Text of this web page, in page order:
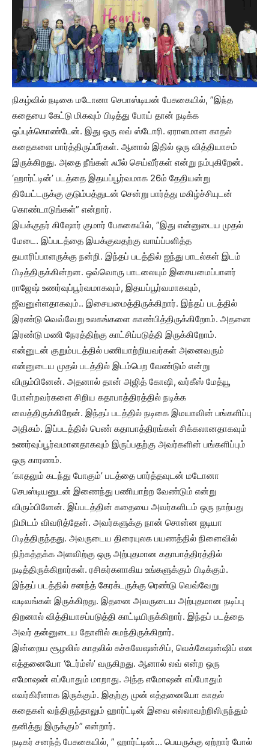
நிகழ்வில் நடிகை மடோனா செபாஸ்டியன் பேசுகையில், ”இந்த
கதையை கேட்டு மிகவும் பிடித்து போய் தான் நடிக்க
ஒப்புக்கொண்டேன். இது ஒரு லவ் ஸ்டோரி. ஏராளமான காதல்
கதைகளை பார்த்திருப்பீர்கள். ஆனால் இதில் ஒரு வித்தியாசம்
இருக்கிறது. அதை நீங்கள் ஃபீல் செய்வீர்கள் என்று நம்புகிறேன்.
‘ஹார்ட்டின்’ படத்தை இதயப்பூர்வமாக 26ம் தேதியன்று
தியேட்டருக்கு குடும்பத்துடன் சென்று பார்த்து மகிழ்ச்சியுடன்
கொண்டாடுங்கள்” என்றார்.
இயக்குநர் கிஷோர் குமார் பேசுகையில், ”இது என்னுடைய முதல்
மேடை. இப்படத்தை இயக்குவதற்கு வாய்ப்பளித்த
தயாரிப்பாளருக்கு நன்றி. இந்தப் படத்தில் ஐந்து பாடல்கள் இடம்
பிடித்திருக்கின்றன. ஒவ்வொரு பாடலையும் இசையமைப்பாளர்
ராஜேஷ் உணர்வுப்பூர்வமாகவும், இதயப்பூர்வமாகவும்,
ஜீவனுள்ளதாகவும்.. இசையமைத்திருக்கிறார். இந்தப் படத்தில்
இரண்டு வெவ்வேறு உலகங்களை காண்பித்திருக்கிறோம். அதனை
இரண்டு மணி நேரத்திற்கு காட்சிப்படுத்தி இருக்கிறோம்.
என்னுடன் குறும்படத்தில் பணியாற்றியவர்கள் அனைவரும்
என்னுடைய முதல் படத்தில் இடம்பெற வேண்டும் என்று
விரும்பினேன். அதனால் தான் அஜித் கோஷி, வர்கீஸ் மேத்யூ
போன்றவர்களை சிறிய கதாபாத்திரத்தில் நடிக்க
வைத்திருக்கிறேன். இந்தப் படத்தில் நடிகை இமயாவின் பங்களிப்பு
அதிகம். இப்படத்தில் பெண் கதாபாத்திரங்கள் சிக்கலானதாகவும்
உணர்வுப்பூர்வமானதாகவும் இருப்பதற்கு அவர்களின் பங்களிப்பும்
ஒரு காரணம்.
‘காதலும் கடந்து போகும்’ படத்தை பார்த்தவுடன் மடோனா
செபஸ்டியனுடன் இணைந்து பணியாற்ற வேண்டும் என்று
விரும்பினேன். இப்படத்தின் கதையை அவர்களிடம் ஒரு நாற்பது
நிமிடம் விவரித்தேன். அவர்களுக்கு நான் சொன்ன ஐடியா
பிடித்திருந்தது. அவருடைய திரையுலக பயணத்தில் நினைவில்
நிற்கத்தக்க அளவிற்கு ஒரு அற்புதமான கதாபாத்திரத்தில்
நடித்திருக்கிறார்கள். ரசிகர்களாகிய உங்களுக்கும் பிடிக்கும்.
இந்தப் படத்தில் சனந்த் கேரக்டருக்கு ரெண்டு வெவ்வேறு
வடிவங்கள் இருக்கிறது. இதனை அவருடைய அற்புதமான நடிப்பு
திறனால் வித்தியாசப்படுத்தி காட்டியிருக்கிறார். இந்தப் படத்தை
அவர் தன்னுடைய தோளில் சுமந்திருக்கிறார்.‌
இன்றைய சூழலில் காதலில் சுச்சுவேஷன்சிப், வெக்கேஷன்ஷிப் என
எத்தனையோ ‘டேர்ம்ஸ்’ வருகிறது. ஆனால் லவ் என்ற ஒரு
எமோஷன் எப்போதும் மாறாது. அந்த எமோஷன் எப்போதும்
எவர்கிரீனாக இருக்கும். இதற்கு முன் எத்தனையோ காதல்
கதைகள் வந்திருந்தாலும் ஹார்ட்டின் இவை எல்லாவற்றிலிருந்தும்
தனித்து இருக்கும்” என்றார்.
நடிகர் சனந்த் பேசுகையில், ” ஹார்ட்டின்… பெயருக்கு ஏற்றார் போல்